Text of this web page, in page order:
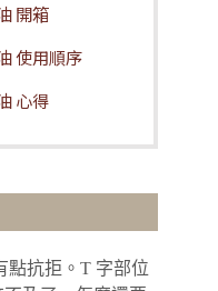
開箱
使用順序
心得
點抗拒。T 字部位